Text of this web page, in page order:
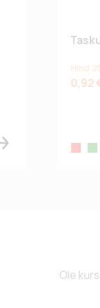
Hind
0,92
Ole